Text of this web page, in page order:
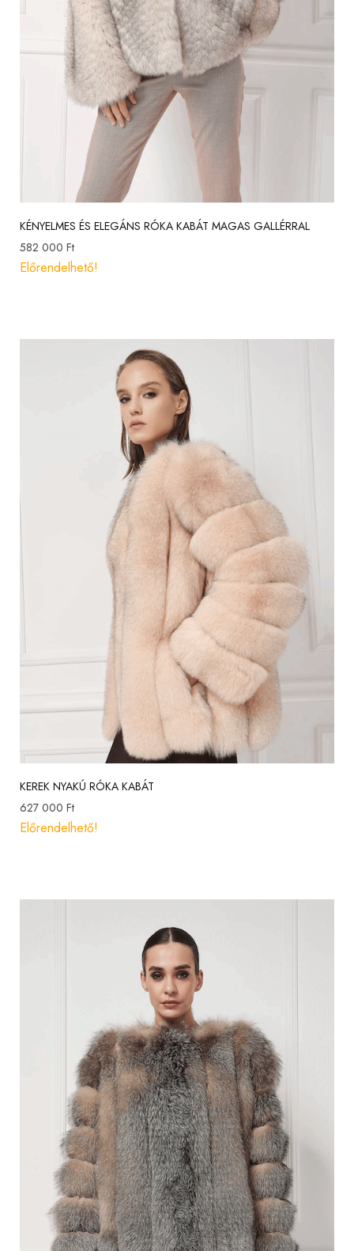
KÉNYELMES ÉS ELEGÁNS RÓKA KABÁT MAGAS GALLÉRRAL
582 000 Ft
Előrendelhető!
KEREK NYAKÚ RÓKA KABÁT
627 000 Ft
Előrendelhető!